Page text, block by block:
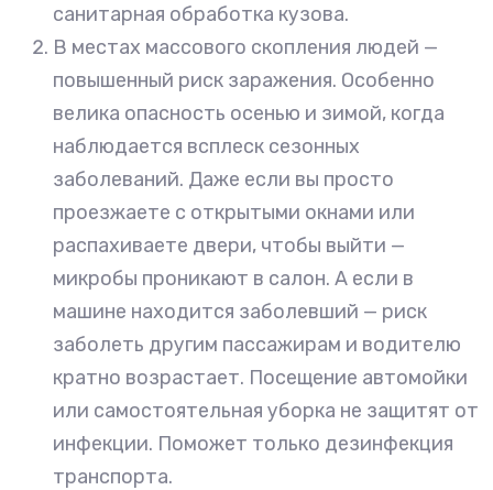
санитарная обработка кузова.
В местах массового скопления людей —
повышенный риск заражения. Особенно
велика опасность осенью и зимой, когда
наблюдается всплеск сезонных
заболеваний. Даже если вы просто
проезжаете с открытыми окнами или
распахиваете двери, чтобы выйти —
микробы проникают в салон. А если в
машине находится заболевший — риск
заболеть другим пассажирам и водителю
кратно возрастает. Посещение автомойки
или самостоятельная уборка не защитят от
инфекции. Поможет только дезинфекция
транспорта.